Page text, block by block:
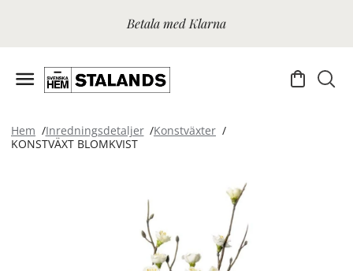
Betala med Klarna
Hem Inredningsdetaljer
Konstväxter
KONSTVÄXT BLOMKVIST